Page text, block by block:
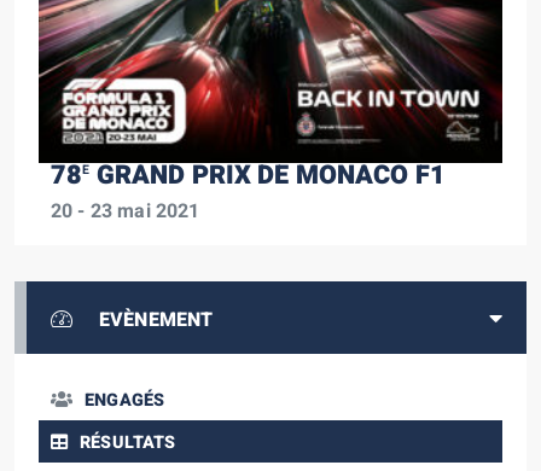
78EGRAND PRIX DE MONACO F1
20 - 23 mai 2021
EVÈNEMENT
ENGAGÉS
RÉSULTATS